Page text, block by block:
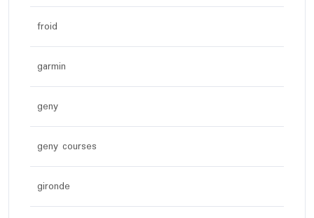
froid
garmin
geny
geny courses
gironde